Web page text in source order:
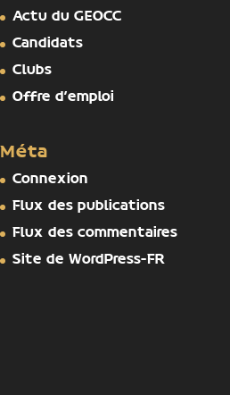
Actu du GEOCC
Candidats
Clubs
Offre d'emploi
Méta
Connexion
Flux des publications
Flux des commentaires
Site de WordPress-FR